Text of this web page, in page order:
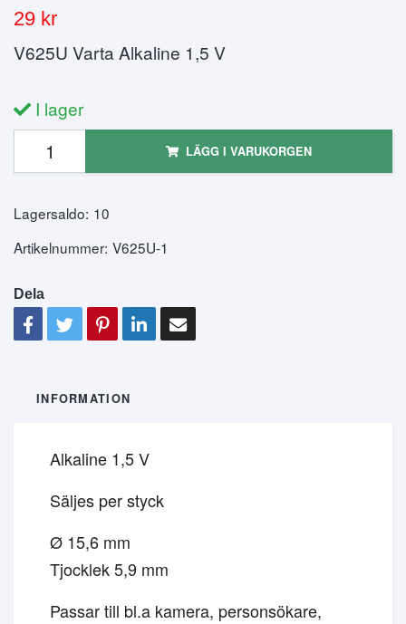
29 kr
V625U Varta Alkaline 1,5 V
I lager
LÄGG I VARUKORGEN
Lagersaldo: 10
Artikelnummer: V625U-1
Dela
INFORMATION
Alkaline 1,5 V
Säljes per styck
Ø 15,6 mm
Tjocklek 5,9 mm
Passar till bl.a kamera, personsökare,